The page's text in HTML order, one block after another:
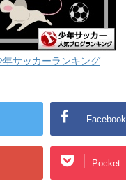
年サッカーランキング
Facebook
Pocket